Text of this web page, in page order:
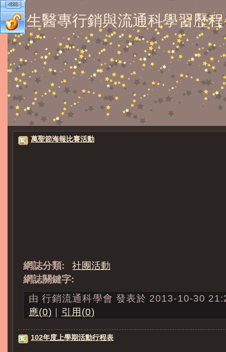
新生醫專行銷與流通科學習歷程
萬聖節海報比賽活動
網誌分類:
社團活動
網誌關鍵字:
由 行銷流通科學會 發表於 2013-10-30
應(0)
引用(0)
102年度上學期活動行程表